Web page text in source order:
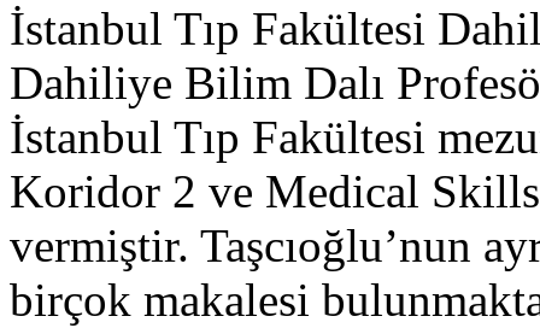
İstanbul Tıp Fakültesi
Dahiliye Bilim Dalı
İstanbul Tıp Fakültesi
Koridor 2 ve Medical
vermiştir. Taşcıoğlu’nun
birçok makalesi